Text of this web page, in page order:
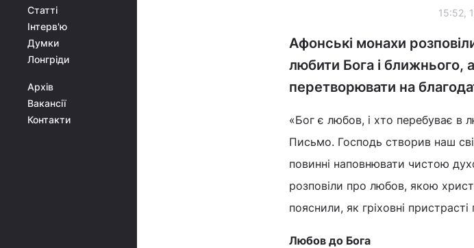
Статті
Інтерв'ю
Думки
Лонгріди
Архів
Вакансії
Контакти
15:52,
Афонські монахи
любити Бога і ближнього,
перетворювати на
«Бог є любов, і хто перебуває в
Письмо. Господь створив наш
повинні наповнювати чистою
розповіли про любов, якою
пояснили, як гріховні
Любов до Бога